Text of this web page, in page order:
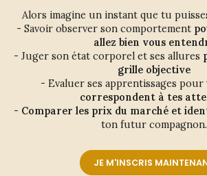
Alors imagine un instant que tu
- Savoir observer son comportement
allez bien vous
- Juger son état corporel et ses allures
grille objective
- Evaluer ses apprentissages pour
correspondent à tes
- Comparer les prix du marché et
ton futur compagnon.
JE M'INSCRIS